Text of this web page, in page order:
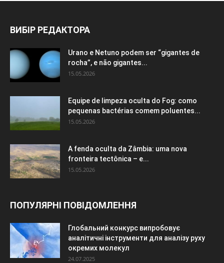
ВИБІР РЕДАКТОРА
Urano e Netuno podem ser “gigantes de
rocha”, e não gigantes...
15.05.2026
Equipe de limpeza oculta do Fog: como
pequenas bactérias comem poluentes...
15.05.2026
A fenda oculta da Zâmbia: uma nova
fronteira tectônica – e...
15.05.2026
ПОПУЛЯРНІ ПОВІДОМЛЕННЯ
Глобальний конкурс випробовує
аналітичні інструменти для аналізу руху
окремих молекул
24.07.2025